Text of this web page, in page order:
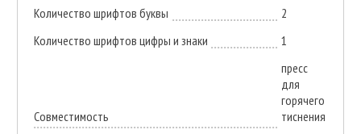
Количество шрифтов буквы
2
Количество шрифтов цифры и знаки
1
Совместимость
пресс
для
горячего
тиснения